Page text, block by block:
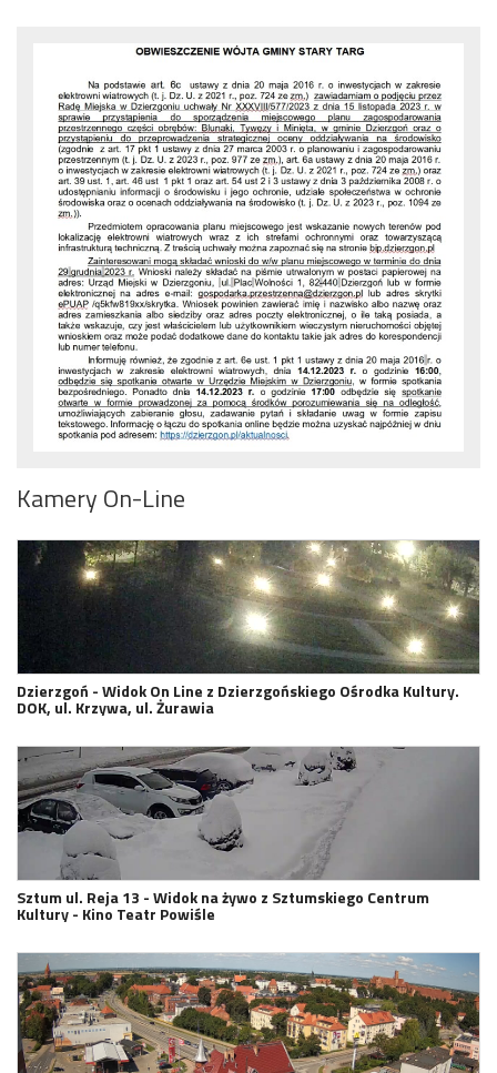
Kamery On-Line
Dzierzgoń - Widok On Line z Dzierzgońskiego Ośrodka Kultury.
DOK, ul. Krzywa, ul. Żurawia
Sztum ul. Reja 13 - Widok na żywo z Sztumskiego Centrum
Kultury - Kino Teatr Powiśle